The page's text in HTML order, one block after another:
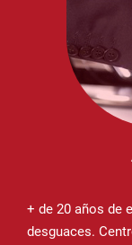
+ de 20 años de
desguaces.